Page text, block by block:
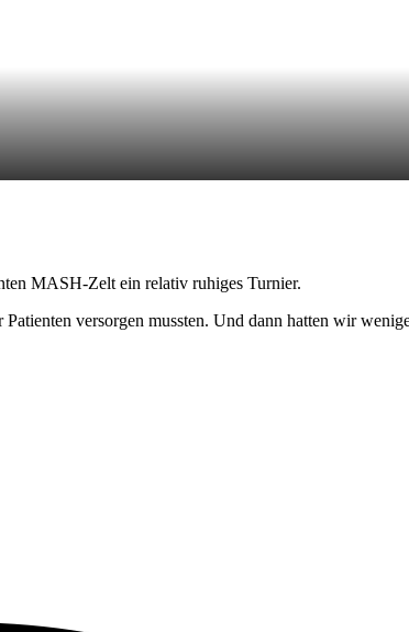
MASH-Zelt ein relativ ruhiges Turnier.
versorgen mussten. Und dann hatten wir